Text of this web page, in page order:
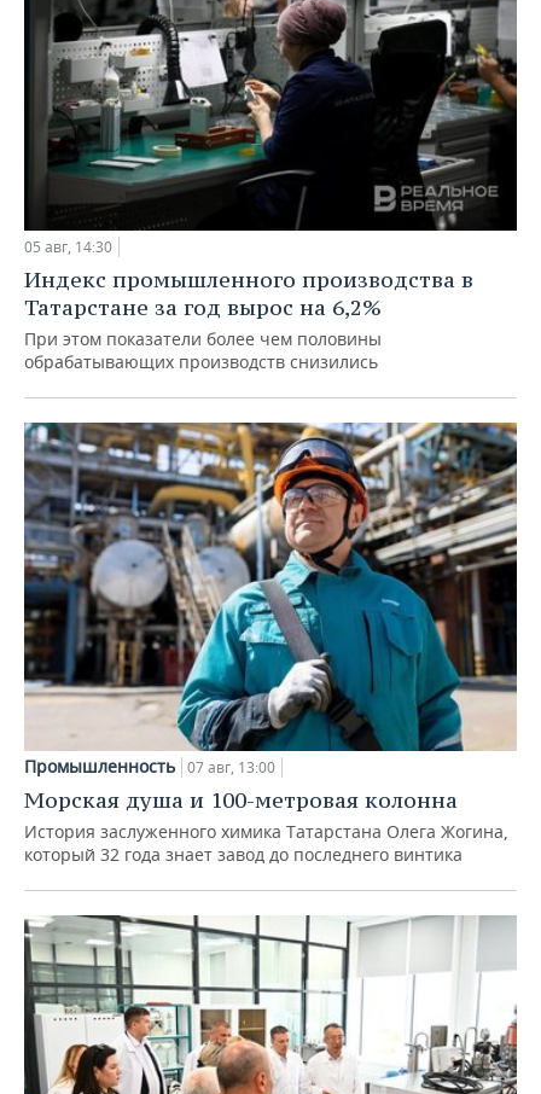
05 авг, 14:30
Индекс промышленного производства в
Татарстане за год вырос на 6,2%
При этом показатели более чем половины
обрабатывающих производств снизились
Промышленность 07 авг, 13:00
Морская душа и 100-метровая колонна
История заслуженного химика Татарстана Олега Жогина,
который 32 года знает завод до последнего винтика